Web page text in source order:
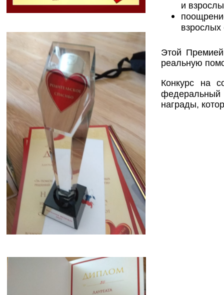
и
Этой
реальную
Конкурс на
награды,